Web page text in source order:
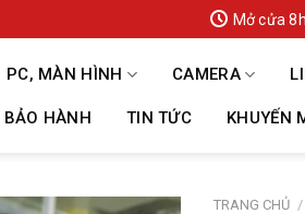
Mở cửa
PC, MÀN HÌNH CAMERA
BẢO HÀNH TIN TỨC KHUYẾN
TRANG CHỦ /